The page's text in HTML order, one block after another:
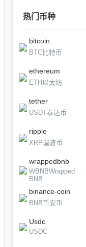
热门币种
bitcoin
BTC比特币
ethereum
ETH以太坊
tether
USDT泰达币
ripple
XRP瑞波币
wrappedbnb
WBNBWrapped
BNB
binance-coin
BNB币安币
Usdc
USDC